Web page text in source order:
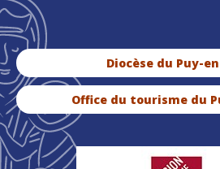
Diocèse du Puy-
Office du tourisme du